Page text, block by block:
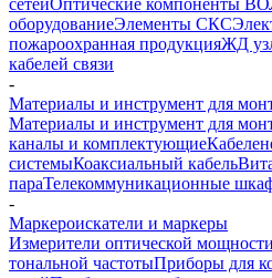
сетейОптические компоненты
оборудованиеЭлементы СКС
пожароохранная продукцияЖД
кабелей связи
-
Материалы и инструмент для
Материалы и инструмент для
каналы и комплектующие
системыКоаксиальный кабель
параТелекоммуникационные
-
Маркероискатели и маркеры
Измерители оптической мощности
тональной частотыПриборы для